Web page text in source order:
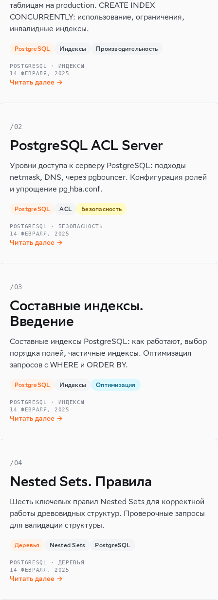
таблицам на production. CREATE INDEX
CONCURRENTLY: использование, ограничения,
инвалидные индексы.
PostgreSQL Индексы Производительность
POSTGRESQL · ИНДЕКСЫ
14 ФЕВРАЛЯ, 2025
Читать далее →
/02
PostgreSQL ACL Server
Уровни доступа к серверу PostgreSQL: подходы
netmask, DNS, через pgbouncer. Конфигурация ролей
и упрощение pg_hba.conf.
PostgreSQL ACL Безопасность
POSTGRESQL · БЕЗОПАСНОСТЬ
14 ФЕВРАЛЯ, 2025
Читать далее →
/03
Составные индексы.
Введение
Составные индексы PostgreSQL: как работают, выбор
порядка полей, частичные индексы. Оптимизация
запросов с WHERE и ORDER BY.
PostgreSQL Индексы Оптимизация
POSTGRESQL · ИНДЕКСЫ
14 ФЕВРАЛЯ, 2025
Читать далее →
/04
Nested Sets. Правила
Шесть ключевых правил Nested Sets для корректной
работы древовидных структур. Проверочные запросы
для валидации структуры.
Деревья Nested Sets PostgreSQL
POSTGRESQL · ДЕРЕВЬЯ
14 ФЕВРАЛЯ, 2025
Читать далее →